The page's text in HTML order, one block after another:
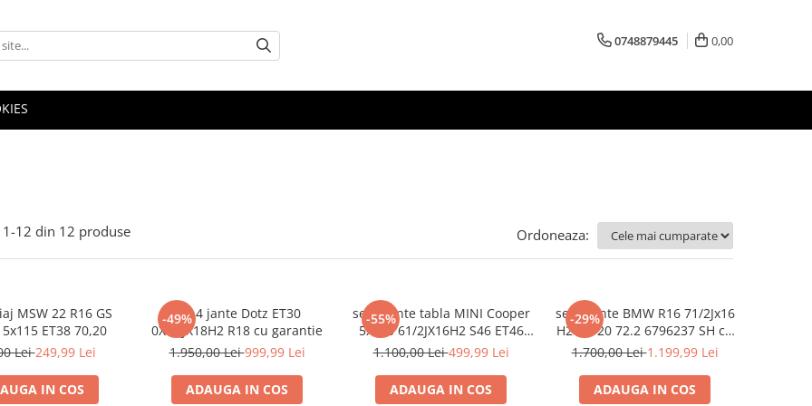
0748879445 0,00
1-12 din 12 produse Ordoneaza:
MSW 22 R16 GS
ET38 70,20
Lei249,99 Lei
IN COS
-49%
set 4 jante Dotz ET30
0XG8JX18H2 R18 cu garantie
1.950,00 Lei999,99 Lei
ADAUGA IN COS
-55%
set 4 jante tabla MINI Cooper
5x120 61/2JX16H2 S46 ET46
R16 cu senzori
1.100,00 Lei499,99 Lei
ADAUGA IN COS
-29%
set 4 jante BMW R16 71/2Jx16
H2 5x120 72.2 6796237 SH cu
senzori
1.700,00 Lei1.199,99 Lei
ADAUGA IN COS